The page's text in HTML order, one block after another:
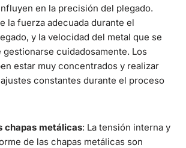
en la precisión del plegado.
la fuerza adecuada durante el
y la velocidad del metal que se
gestionarse cuidadosamente. Los
estar muy concentrados y realizar
constantes durante el proceso
chapas metálicas: La tensión interna y
de las chapas metálicas son